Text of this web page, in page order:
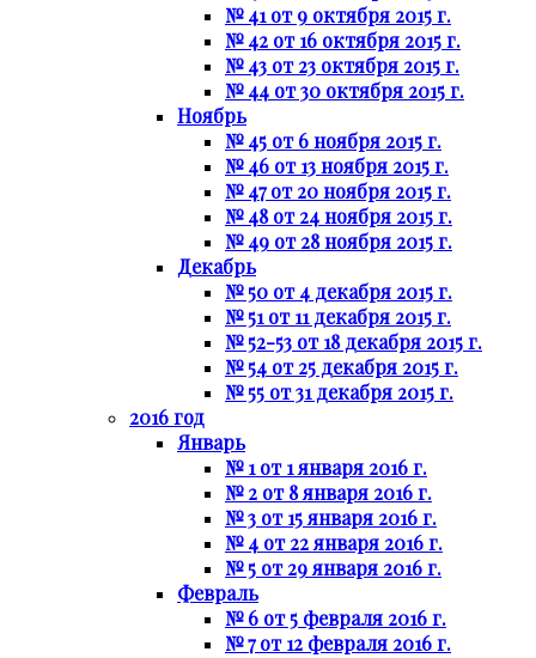
№ 41 от 9 октября 2015 г.
№ 42 от 16 октября 2015 г.
№ 43 от 23 октября 2015 г.
№ 44 от 30 октября 2015 г.
Ноябрь
№ 45 от 6 ноября 2015 г.
№ 46 от 13 ноября 2015 г.
№ 47 от 20 ноября 2015 г.
№ 48 от 24 ноября 2015 г.
№ 49 от 28 ноября 2015 г.
Декабрь
№ 50 от 4 декабря 2015 г.
№ 51 от 11 декабря 2015 г.
№ 52-53 от 18 декабря 2015 г.
№ 54 от 25 декабря 2015 г.
№ 55 от 31 декабря 2015 г.
2016 год
Январь
№ 1 от 1 января 2016 г.
№ 2 от 8 января 2016 г.
№ 3 от 15 января 2016 г.
№ 4 от 22 января 2016 г.
№ 5 от 29 января 2016 г.
Февраль
№ 6 от 5 февраля 2016 г.
№ 7 от 12 февраля 2016 г.